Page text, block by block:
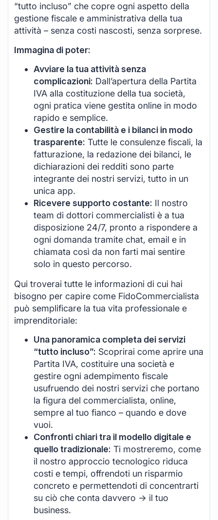
“tutto incluso” che copre ogni aspetto della
gestione fiscale e amministrativa della tua
attività – senza costi nascosti, senza sorprese.
Immagina di poter:
Avviare la tua attività senza
complicazioni: Dall’apertura della Partita
IVA alla costituzione della tua società,
ogni pratica viene gestita online in modo
rapido e semplice.
Gestire la contabilità e i bilanci in modo
trasparente: Tutte le consulenze fiscali, la
fatturazione, la redazione dei bilanci, le
dichiarazioni dei redditi sono parte
integrante dei nostri servizi, tutto in un
unica app.
Ricevere supporto costante: Il nostro
team di dottori commercialisti è a tua
disposizione 24/7, pronto a rispondere a
ogni domanda tramite chat, email e in
chiamata così da non farti mai sentire
solo in questo percorso.
Qui troverai tutte le informazioni di cui hai
bisogno per capire come FidoCommercialista
può semplificare la tua vita professionale e
imprenditoriale:
Una panoramica completa dei servizi
“tutto incluso”: Scoprirai come aprire una
Partita IVA, costituire una società e
gestire ogni adempimento fiscale
usufruendo dei nostri servizi che portano
la figura del commercialista, online,
sempre al tuo fianco – quando e dove
vuoi.
Confronti chiari tra il modello digitale e
quello tradizionale: Ti mostreremo, come
il nostro approccio tecnologico riduca
costi e tempi, offrendoti un risparmio
concreto e permettendoti di concentrarti
su ciò che conta davvero -> il tuo
business.